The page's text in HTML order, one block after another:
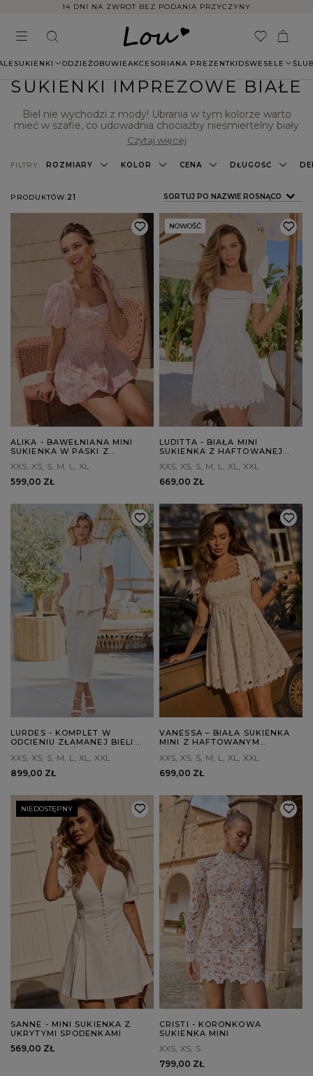
14 DNI NA ZWROT BEZ PODANIA PRZYCZYNY
SUKIENKI ODZIEŻOBUWIEAKCESORIANA PREZENTKIDSWESELE
SUKIENKI IMPREZOWE BIAŁE
Biel nie wychodzi z mody! Ubrania w tym kolorze warto
mieć w szafie, co udowadnia chociażby nieśmiertelny biały
t-shirt, który wdarł się ze sportowych stylizacji do tych
bardziej eleganckich. Białe są również sukienki – zarówno te
na co dzień, jak i na specjalne okazje. Możesz zdecydować
się na model imprezowy – będzie idealny na przyjęcie
w gronie przyjaciół. W Lou przygotowaliśmy dla Ciebie duży
wybór białych sukienek imprezowych. Sprawdź dostępne
kreacje i wybierz jasny model, na którego bazie stworzysz
wyjątkową stylizację!
Czytaj więcej
PRODUKTÓW:21 ZMIEŃ SORTOWANIE
SORTUJ PO NAZWIE ROSNĄCO
FILTRY: ROZMIARY KOLOR CENA DŁUGOŚĆ
ALIKA - BAWEŁNIANA MINI
SUKIENKA W PASKI Z
XXS XS S M L XL
599,00 ZŁ
NOWOŚĆ
LUDITTA - BIAŁA MINI
SUKIENKA Z HAFTOWANEJ
XXS XS S M L XL XXL
669,00 ZŁ
LURDES - KOMPLET W
ODCIENIU ZŁAMANEJ BIELI:
XXS XS S M L XL
XXL
899,00 ZŁ
VANESSA – BIAŁA SUKIENKA
MINI Z HAFTOWANYM
XXS XS S M L XL
XXL
699,00 ZŁ
NIEDOSTĘPNY
SANNE - MINI SUKIENKA Z
UKRYTYMI SPODENKAMI
569,00 ZŁ
CRISTI - KORONKOWA
SUKIENKA MINI
XXS XS S
799,00 ZŁ